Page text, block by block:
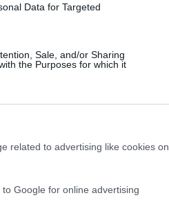
Data for Targeted
Sale, and/or Sharing
the Purposes for which it
related to advertising like cookies on
Google for online advertising
|Pubblicità|Segnala